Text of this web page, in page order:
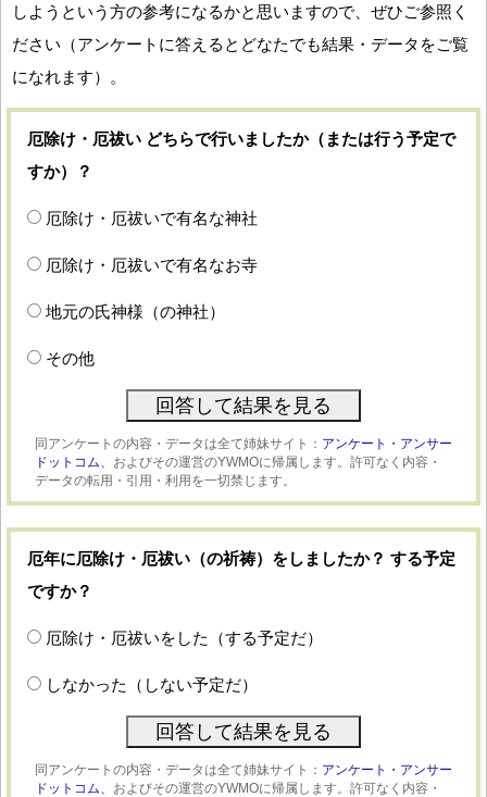
しようという方の参考になるかと思いますので、ぜひご参照く
ださい（アンケートに答えるとどなたでも結果・データをご覧
になれます）。
厄除け・厄祓い どちらで行いましたか（または行う予定で
すか）？
厄除け・厄祓いで有名な神社
厄除け・厄祓いで有名なお寺
地元の氏神様（の神社）
その他
同アンケートの内容・データは全て姉妹サイト： アンケート・アンサー
ドットコム、 およびその運営のYWMOに帰属します。許可なく内容・
データの転用・引用・利用を一切禁じます。
厄年に厄除け・厄祓い（の祈祷）をしましたか？ する予定
ですか？
厄除け・厄祓いをした（する予定だ）
しなかった（しない予定だ）
同アンケートの内容・データは全て姉妹サイト： アンケート・アンサー
ドットコム、 およびその運営のYWMOに帰属します。許可なく内容・